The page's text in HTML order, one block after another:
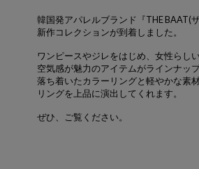
韓国発アパレルブランド『THE BAAT(
新作コレクションが到着しました。
ワンピースやジレをはじめ、女性らし
空気感が魅力のアイテムがラインナップ
落ち着いたカラーリングと軽やかな素
リングを上品に演出してくれます。
ぜひ、ご覧ください。